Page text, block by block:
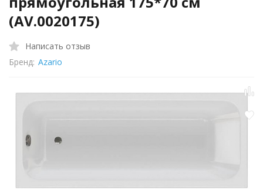
(AV.0020175)
Написать отзыв
Бренд: Azario